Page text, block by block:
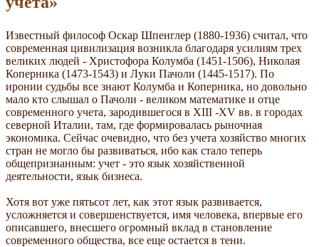
Известный философ Оскар Шпенглер (1880-1936) считал, что
современная цивилизация возникла благодаря усилиям трех
великих людей - Христофора Колумба (1451-1506), Николая
Коперника (1473-1543) и Луки Пачоли (1445-1517). По
иронии судьбы все знают Колумба и Коперника, но довольно
мало кто слышал о Пачоли - великом математике и отце
современного учета, зародившегося в XIII -XV вв. в городах
северной Италии, там, где формировалась рыночная
экономика. Сейчас очевидно, что без учета хозяйство многих
стран не могло бы развиваться, ибо как стало теперь
общепризнанным: учет - это язык хозяйственной
деятельности, язык бизнеса.
Хотя вот уже пятьсот лет, как этот язык развивается,
усложняется и совершенствуется, имя человека, впервые его
описавшего, внесшего огромный вклад в становление
современного общества, все еще остается в тени.